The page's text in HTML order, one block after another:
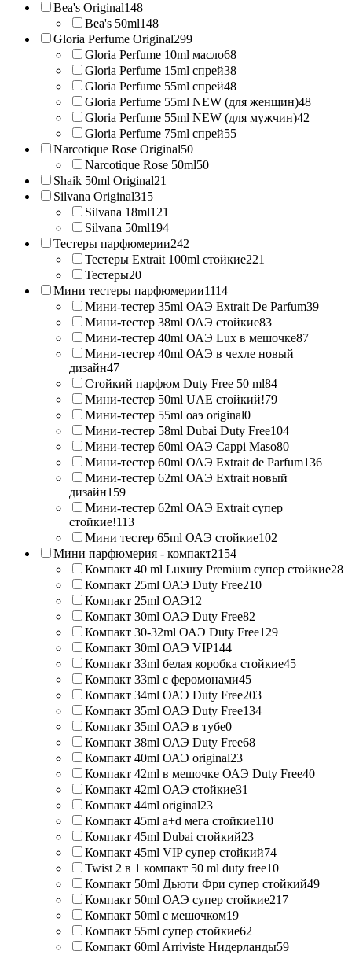
Bea's Original148
Bea's 50ml148
Gloria Perfume Original299
Gloria Perfume 10ml масло68
Gloria Perfume 15ml спрей38
Gloria Perfume 55ml спрей48
Gloria Perfume 55ml NEW (для женщин)48
Gloria Perfume 55ml NEW (для мужчин)42
Gloria Perfume 75ml спрей55
Narcotique Rose Original50
Narcotique Rose 50ml50
Shaik 50ml Original21
Silvana Original315
Silvana 18ml121
Silvana 50ml194
Тестеры парфюмерии242
Тестеры Extrait 100ml стойкие221
Тестеры20
Мини тестеры парфюмерии1114
Мини-тестер 35ml ОАЭ Extrait De Parfum39
Мини-тестер 38ml ОАЭ стойкие83
Мини-тестер 40ml ОАЭ Lux в мешочке87
Мини-тестер 40ml ОАЭ в чехле новый
дизайн47
Стойкий парфюм Duty Free 50 ml84
Мини-тестер 50ml UAE стойкий!79
Мини-тестер 55ml оаэ original0
Мини-тестер 58ml Dubai Duty Free104
Мини-тестер 60ml ОАЭ Cappi Maso80
Мини-тестер 60ml ОАЭ Extrait de Parfum136
Мини-тестер 62ml ОАЭ Extrait новый
дизайн159
Мини-тестер 62ml ОАЭ Extrait супер
стойкие!113
Мини тестер 65ml ОАЭ стойкие102
Мини парфюмерия - компакт2154
Компакт 40 ml Luxury Premium супер стойкие28
Компакт 25ml ОАЭ Duty Free210
Компакт 25ml ОАЭ12
Компакт 30ml ОАЭ Duty Free82
Компакт 30-32ml ОАЭ Duty Free129
Компакт 30ml ОАЭ VIP144
Компакт 33ml белая коробка стойкие45
Компакт 33ml с феромонами45
Компакт 34ml ОАЭ Duty Free203
Компакт 35ml ОАЭ Duty Free134
Компакт 35ml ОАЭ в тубе0
Компакт 38ml ОАЭ Duty Free68
Компакт 40ml ОАЭ original23
Компакт 42ml в мешочке ОАЭ Duty Free40
Компакт 42ml ОАЭ стойкие31
Компакт 44ml original23
Компакт 45ml a+d мега стойкие110
Компакт 45ml Dubai стойкий23
Компакт 45ml VIP супер стойкий74
Twist 2 в 1 компакт 50 ml duty free10
Компакт 50ml Дьюти Фри супер стойкий49
Компакт 50ml ОАЭ супер стойкие217
Компакт 50ml с мешочком19
Компакт 55ml супер стойкие62
Компакт 60ml Arriviste Нидерланды59